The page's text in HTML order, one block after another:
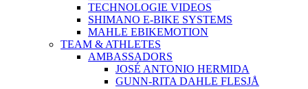
TECHNOLOGIE VIDEOS
SHIMANO E-BIKE SYSTEMS
MAHLE EBIKEMOTION
TEAM & ATHLETES
AMBASSADORS
JOSÉ ANTONIO HERMIDA
GUNN-RITA DAHLE FLESJÅ